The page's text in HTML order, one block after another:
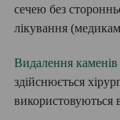
сечею без
лікування
Видалення каменів
здійснюється
використовуються